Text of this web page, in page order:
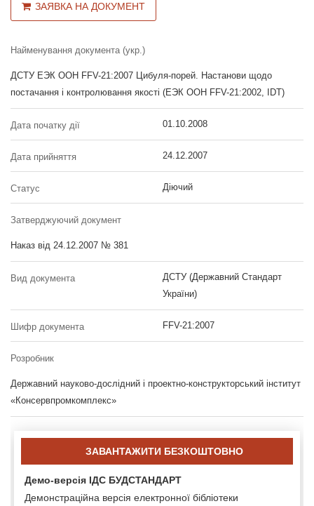
ЗАЯВКА НА ДОКУМЕНТ
Найменування документа (укр.)
ДСТУ ЕЭК ООН FFV-21:2007 Цибуля-порей. Настанови щодо
постачання і контролювання якості (ЕЭК ООН FFV-21:2002, IDT)
Дата початку дії 01.10.2008
Дата прийняття 24.12.2007
Статус Діючий
Затверджуючий документ
Наказ від 24.12.2007 № 381
Вид документа
ДСТУ (Державний Стандарт
України)
Шифр документа FFV-21:2007
Розробник
Державний науково-дослідний і проектно-конструкторський інститут
«Консервпромкомплекс»
ЗАВАНТАЖИТИ БЕЗКОШТОВНО
Демо-версія ІДС БУДСТАНДАРТ
Демонстраційна версія електронної бібліотеки